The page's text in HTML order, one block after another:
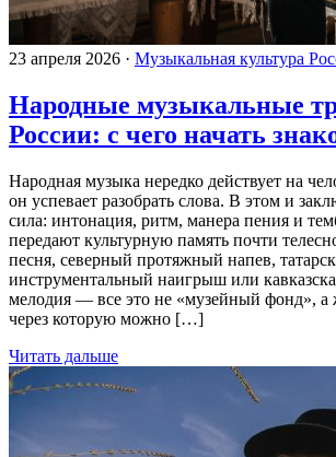
23 апреля 2026 · Музыкальная культура
Народные музыкальные
России: с чего начать
Народная музыка нередко действует на
он успевает разобрать слова. В этом и
сила: интонация, ритм, манера пения и
передают культурную память почти
песня, северный протяжный напев,
инструментальный наигрыш или
мелодия — все это не «музейный фонд», а
через которую можно […]
Читать дальше